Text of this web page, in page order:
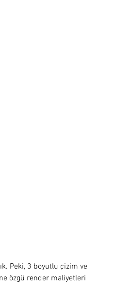
Peki, 3 boyutlu çizim ve
özgü render maliyetleri